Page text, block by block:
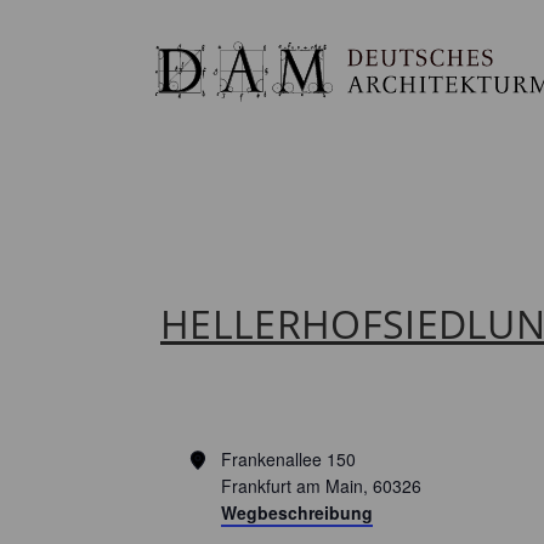
AdresseFrankenallee 150
Frankfurt am Main, 60326
Wegbeschreibung